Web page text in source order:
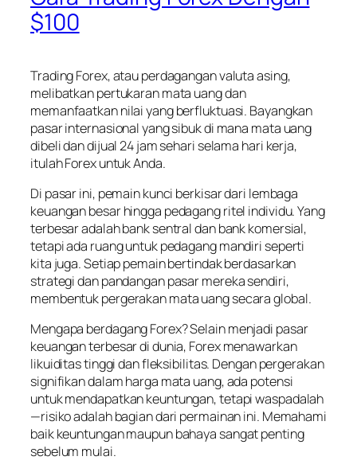
$100
Trading Forex, atau perdagangan valuta asing,
melibatkan pertukaran mata uang dan
memanfaatkan nilai yang berfluktuasi. Bayangkan
pasar internasional yang sibuk di mana mata uang
dibeli dan dijual 24 jam sehari selama hari kerja,
itulah Forex untuk Anda.
Di pasar ini, pemain kunci berkisar dari lembaga
keuangan besar hingga pedagang ritel individu. Yang
terbesar adalah bank sentral dan bank komersial,
tetapi ada ruang untuk pedagang mandiri seperti
kita juga. Setiap pemain bertindak berdasarkan
strategi dan pandangan pasar mereka sendiri,
membentuk pergerakan mata uang secara global.
Mengapa berdagang Forex? Selain menjadi pasar
keuangan terbesar di dunia, Forex menawarkan
likuiditas tinggi dan fleksibilitas. Dengan pergerakan
signifikan dalam harga mata uang, ada potensi
untuk mendapatkan keuntungan, tetapi waspadalah
—risiko adalah bagian dari permainan ini. Memahami
baik keuntungan maupun bahaya sangat penting
sebelum mulai.